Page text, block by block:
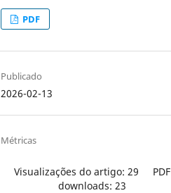
PDF
Publicado
2026-02-13
Métricas
Visualizações do artigo: 29
PDF
downloads: 23